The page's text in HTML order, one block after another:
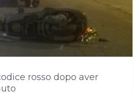
rosso dopo aver